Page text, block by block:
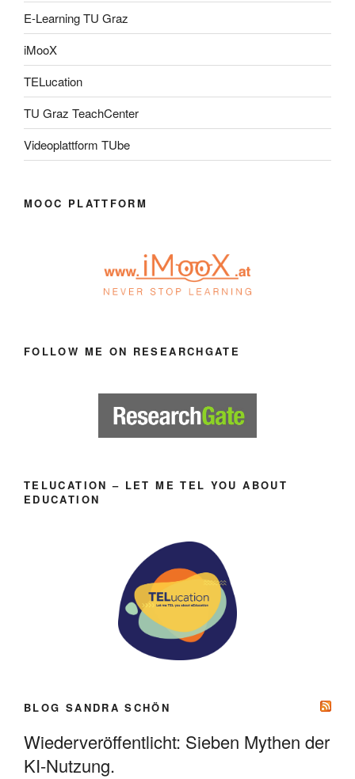
E-Learning TU Graz
iMooX
TELucation
TU Graz TeachCenter
Videoplattform TUbe
MOOC PLATTFORM
FOLLOW ME ON RESEARCHGATE
TELUCATION – LET ME TEL YOU ABOUT
EDUCATION
BLOG SANDRA SCHÖN
Wiederveröffentlicht: Sieben Mythen der
KI-Nutzung.